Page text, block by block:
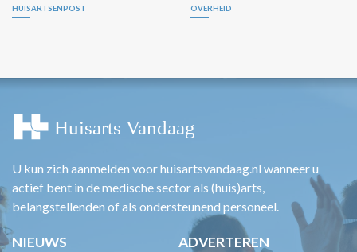
HUISARTSENPOST OVERHEID
U kun zich aanmelden voor huisartsvandaag.nl wanneer u
actief bent in de medische sector als (huis)arts,
belangstellenden of als ondersteunend personeel.
NIEUWS ADVERTEREN